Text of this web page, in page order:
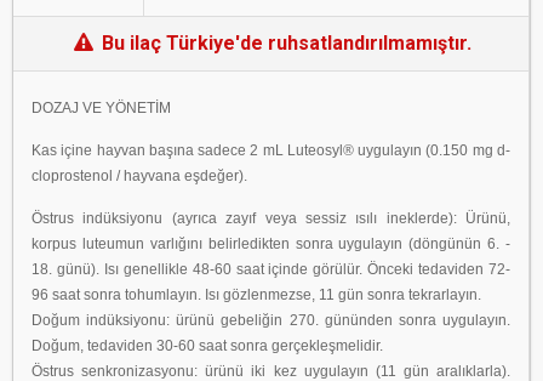
Bu ilaç Türkiye'de ruhsatlandırılmamıştır.
DOZAJ VE YÖNETİM
Kas içine hayvan başına sadece 2 mL Luteosyl® uygulayın (0.150 mg d-
cloprostenol / hayvana eşdeğer).
Östrus indüksiyonu (ayrıca zayıf veya sessiz ısılı ineklerde): Ürünü,
korpus luteumun varlığını belirledikten sonra uygulayın (döngünün 6. -
18. günü). Isı genellikle 48-60 saat içinde görülür. Önceki tedaviden 72-
96 saat sonra tohumlayın. Isı gözlenmezse, 11 gün sonra tekrarlayın.
Doğum indüksiyonu: ürünü gebeliğin 270. gününden sonra uygulayın.
Doğum, tedaviden 30-60 saat sonra gerçekleşmelidir.
Östrus senkronizasyonu: ürünü iki kez uygulayın (11 gün aralıklarla).